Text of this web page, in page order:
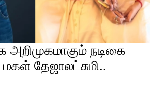
நடிகை
தேஜாலட்சுமி..